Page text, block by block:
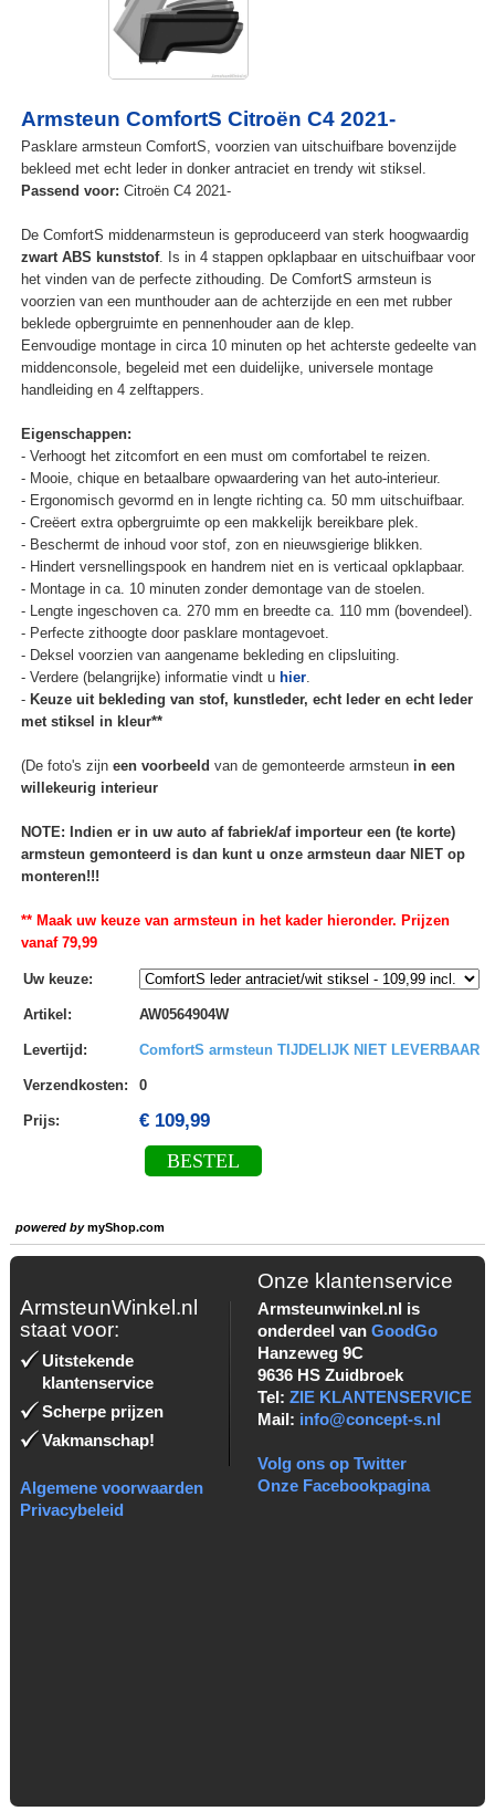
Armsteun ComfortS Citroën C4 2021-
Pasklare armsteun ComfortS, voorzien van uitschuifbare bovenzijde
bekleed met echt leder in donker antraciet en trendy wit stiksel.
Passend voor: Citroën C4 2021-
De ComfortS middenarmsteun is geproduceerd van sterk hoogwaardig
zwart ABS kunststof. Is in 4 stappen opklapbaar en uitschuifbaar voor
het vinden van de perfecte zithouding. De ComfortS armsteun is
voorzien van een munthouder aan de achterzijde en een met rubber
beklede opbergruimte en pennenhouder aan de klep.
Eenvoudige montage in circa 10 minuten op het achterste gedeelte van
middenconsole, begeleid met een duidelijke, universele montage
handleiding en 4 zelftappers.
Eigenschappen:
- Verhoogt het zitcomfort en een must om comfortabel te reizen.
- Mooie, chique en betaalbare opwaardering van het auto-interieur.
- Ergonomisch gevormd en in lengte richting ca. 50 mm uitschuifbaar.
- Creëert extra opbergruimte op een makkelijk bereikbare plek.
- Beschermt de inhoud voor stof, zon en nieuwsgierige blikken.
- Hindert versnellingspook en handrem niet en is verticaal opklapbaar.
- Montage in ca. 10 minuten zonder demontage van de stoelen.
- Lengte ingeschoven ca. 270 mm en breedte ca. 110 mm (bovendeel).
- Perfecte zithoogte door pasklare montagevoet.
- Deksel voorzien van aangename bekleding en clipsluiting.
- Verdere (belangrijke) informatie vindt u hier.
- Keuze uit bekleding van stof, kunstleder, echt leder en echt leder
met stiksel in kleur**
(De foto's zijn een voorbeeld van de gemonteerde armsteun in een
willekeurig interieur
NOTE: Indien er in uw auto af fabriek/af importeur een (te korte)
armsteun gemonteerd is dan kunt u onze armsteun daar NIET op
monteren!!!
** Maak uw keuze van armsteun in het kader hieronder. Prijzen
vanaf 79,99
Uw keuze:
Artikel : AW0564904W
Levertijd : ComfortS armsteun TIJDELIJK NIET LEVERBAAR
Verzendkosten: 0
Prijs: € 109,99
BESTEL
powered bymyShop.com
ArmsteunWinkel.nl
staat voor:
Uitstekende
klantenservice
Scherpe prijzen
Vakmanschap!
Algemene voorwaarden
Privacybeleid
Onze klantenservice
Armsteunwinkel.nl is
onderdeel van GoodGo
Hanzeweg 9C
9636 HS Zuidbroek
Tel: ZIE KLANTENSERVICE
Mail: info@concept-s.nl
Volg ons op Twitter
Onze Facebookpagina